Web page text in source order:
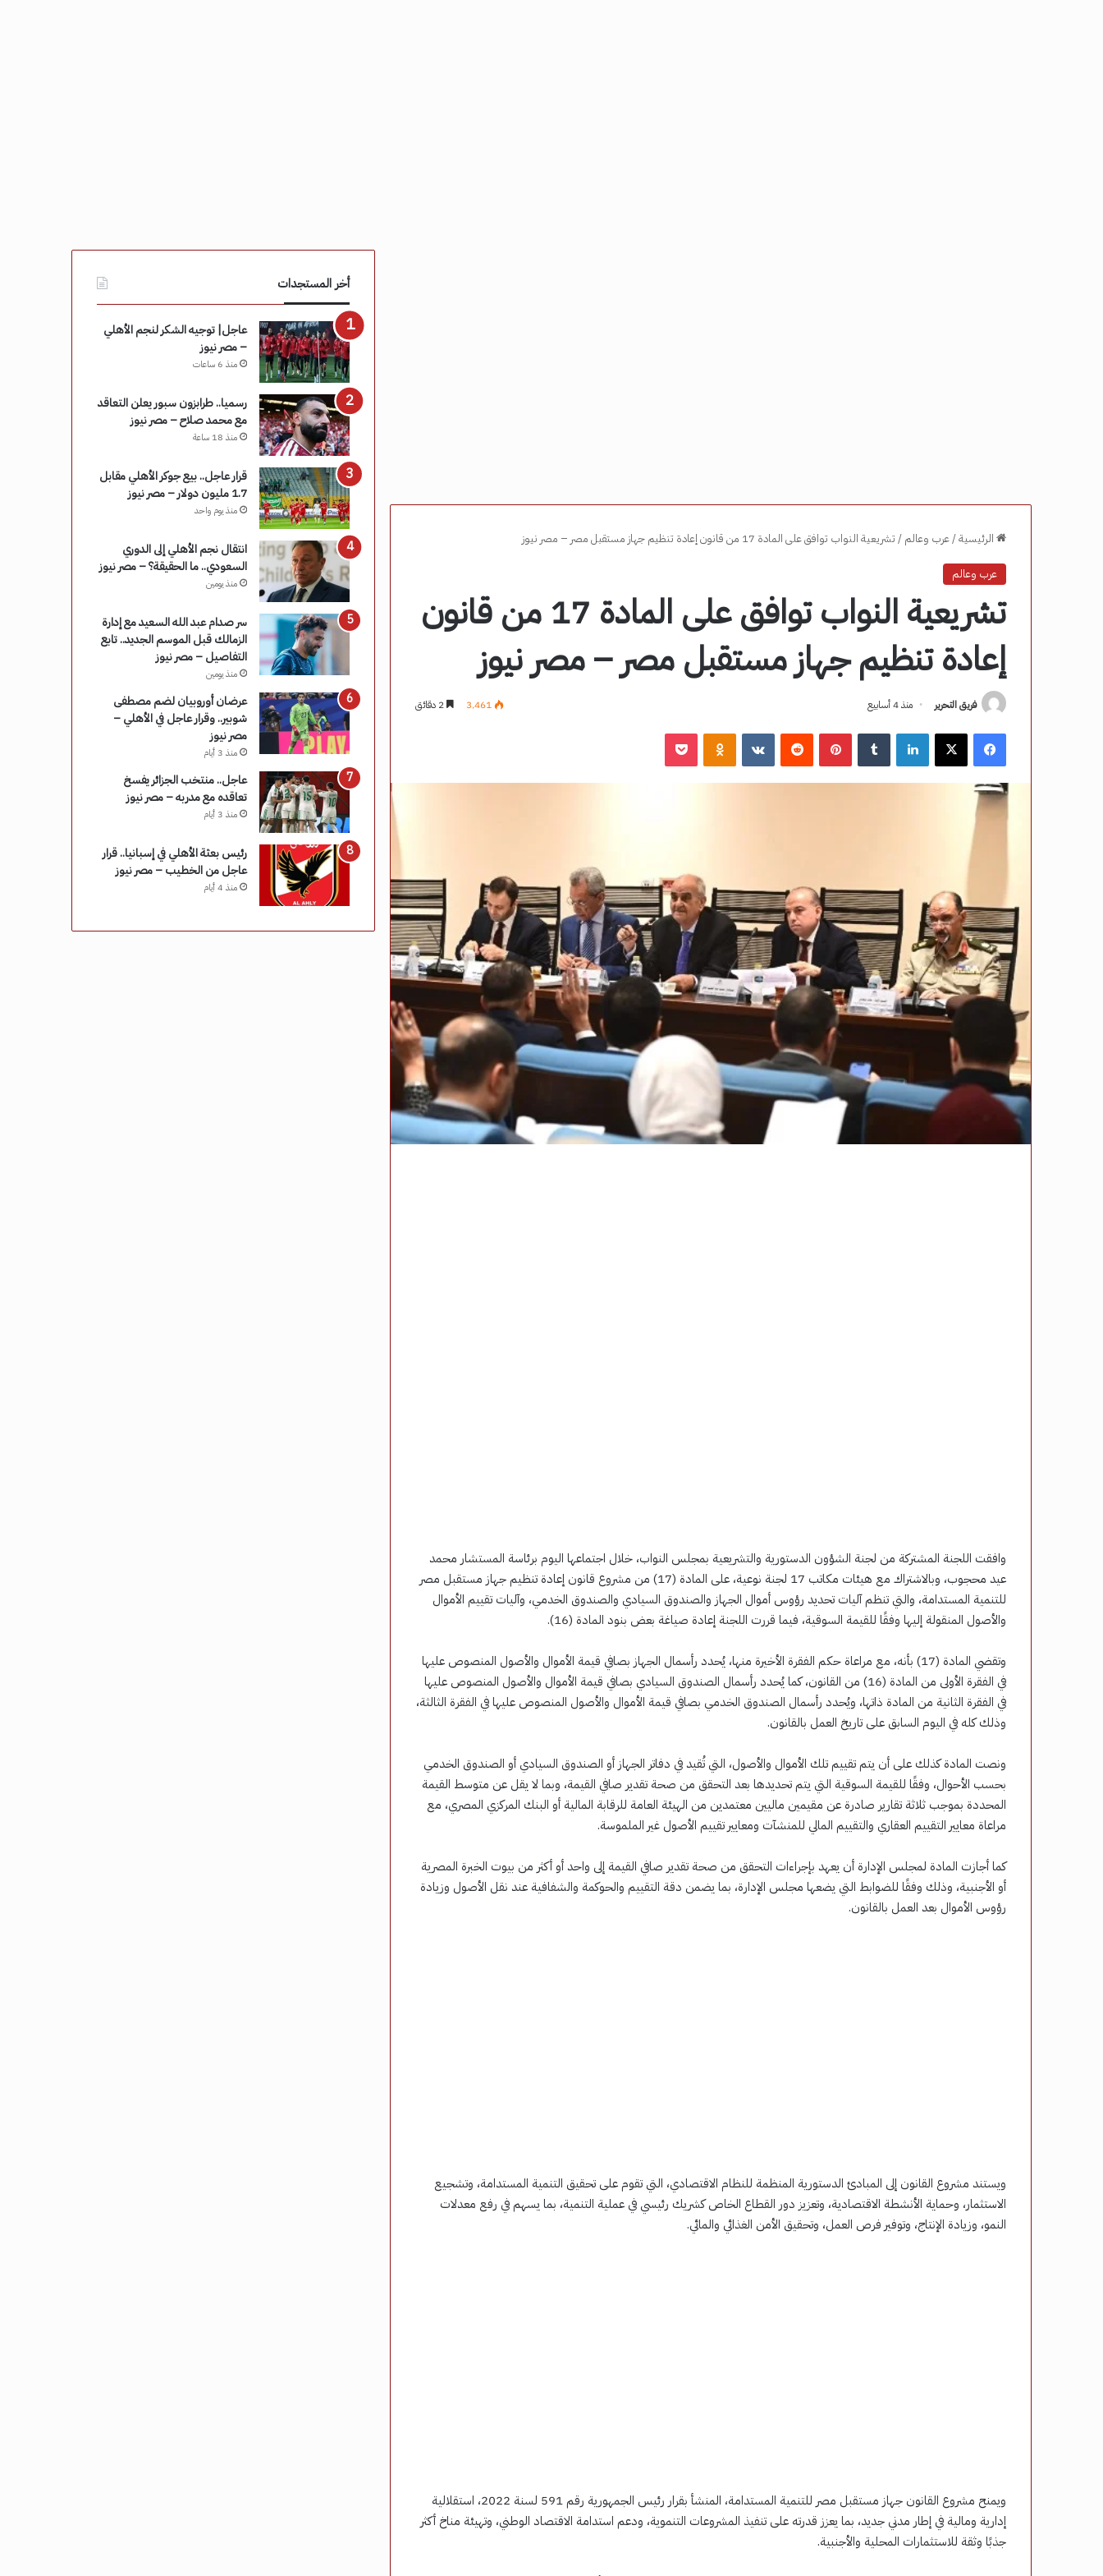
الرئيسية/عرب وعالم / تشريعية النواب توافق على المادة 17 من قانون إعادة تنظيم جهاز مستقبل مصر – مصر نيوز
عرب وعالم
تشريعية النواب توافق على المادة 17 من قانون
إعادة تنظيم جهاز مستقبل مصر – مصر نيوز
فريق التحرير منذ 4 أسابيع 3٬461
فيسبوك ‫X لينكدإن بينتيريست ‏VKontakte
وافقت اللجنة المشتركة من لجنة الشؤون الدستورية والتشريعية بمجلس النواب، خلال اجتماعها اليوم برئاسة المستشار محمد
عيد محجوب، وبالاشتراك مع هيئات مكاتب 17 لجنة نوعية، على المادة (17) من مشروع قانون إعادة تنظيم جهاز مستقبل مصر
للتنمية المستدامة، والتي تنظم آليات تحديد رؤوس أموال الجهاز والصندوق السيادي والصندوق الخدمي، وآليات تقييم الأموال
والأصول المنقولة إليها وفقًا للقيمة السوقية، فيما قررت اللجنة إعادة صياغة بعض بنود المادة (16).
وتقضي المادة (17) بأنه، مع مراعاة حكم الفقرة الأخيرة منها، يُحدد رأسمال الجهاز بصافي قيمة الأموال والأصول المنصوص عليها
في الفقرة الأولى من المادة (16) من القانون، كما يُحدد رأسمال الصندوق السيادي بصافي قيمة الأموال والأصول المنصوص عليها
في الفقرة الثانية من المادة ذاتها، ويُحدد رأسمال الصندوق الخدمي بصافي قيمة الأموال والأصول المنصوص عليها في الفقرة الثالثة،
وذلك كله في اليوم السابق على تاريخ العمل بالقانون.
ونصت المادة كذلك على أن يتم تقييم تلك الأموال والأصول، التي تُقيد في دفاتر الجهاز أو الصندوق السيادي أو الصندوق الخدمي
بحسب الأحوال، وفقًا للقيمة السوقية التي يتم تحديدها بعد التحقق من صحة تقدير صافي القيمة، وبما لا يقل عن متوسط القيمة
المحددة بموجب ثلاثة تقارير صادرة عن مقيمين ماليين معتمدين من الهيئة العامة للرقابة المالية أو البنك المركزي المصري، مع
مراعاة معايير التقييم العقاري والتقييم المالي للمنشآت ومعايير تقييم الأصول غير الملموسة.
كما أجازت المادة لمجلس الإدارة أن يعهد بإجراءات التحقق من صحة تقدير صافي القيمة إلى واحد أو أكثر من بيوت الخبرة المصرية
أو الأجنبية، وذلك وفقًا للضوابط التي يضعها مجلس الإدارة، بما يضمن دقة التقييم والحوكمة والشفافية عند نقل الأصول وزيادة
رؤوس الأموال بعد العمل بالقانون.
ويستند مشروع القانون إلى المبادئ الدستورية المنظمة للنظام الاقتصادي، التي تقوم على تحقيق التنمية المستدامة، وتشجيع
الاستثمار، وحماية الأنشطة الاقتصادية، وتعزيز دور القطاع الخاص كشريك رئيسي في عملية التنمية، بما يسهم في رفع معدلات
النمو، وزيادة الإنتاج، وتوفير فرص العمل، وتحقيق الأمن الغذائي والمائي.
ويمنح مشروع القانون جهاز مستقبل مصر للتنمية المستدامة، المنشأ بقرار رئيس الجمهورية رقم 591 لسنة 2022، استقلالية
إدارية ومالية في إطار مدني جديد، بما يعزز قدرته على تنفيذ المشروعات التنموية، ودعم استدامة الاقتصاد الوطني، وتهيئة مناخ أكثر
جذبًا وثقة للاستثمارات المحلية والأجنبية.
أخر المستجدات
عاجل| توجيه الشكر لنجم الأهلي
– مصر نيوز
منذ 6 ساعات
رسميا.. طرابزون سبور يعلن التعاقد
مع محمد صلاح – مصر نيوز
منذ 18 ساعة
قرار عاجل.. بيع جوكر الأهلي مقابل
1.7 مليون دولار – مصر نيوز
منذ يوم واحد
انتقال نجم الأهلي إلى الدوري
السعودي.. ما الحقيقة؟ – مصر نيوز
منذ يومين
سر صدام عبد الله السعيد مع إدارة
الزمالك قبل الموسم الجديد.. تابع
التفاصيل – مصر نيوز
منذ يومين
عرضان أوروبيان لضم مصطفى
شوبير.. وقرار عاجل في الأهلي –
مصر نيوز
منذ 3 أيام
عاجل.. منتخب الجزائر يفسخ
تعاقده مع مدربه – مصر نيوز
منذ 3 أيام
رئيس بعثة الأهلي في إسبانيا.. قرار
عاجل من الخطيب – مصر نيوز
منذ 4 أيام